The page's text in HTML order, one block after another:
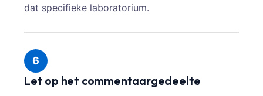
dat specifieke laboratorium.
6
Let op het commentaargedeelte